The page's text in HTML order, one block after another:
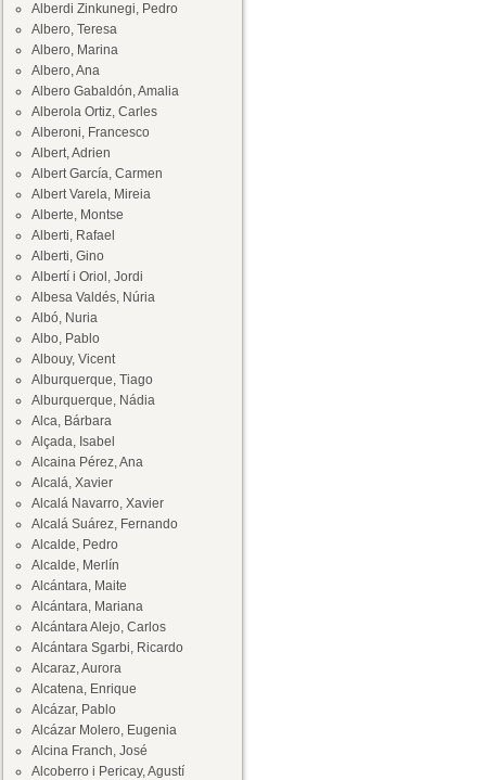
Alberdi Zinkunegi, Pedro
Albero, Teresa
Albero, Marina
Albero, Ana
Albero Gabaldón, Amalia
Alberola Ortiz, Carles
Alberoni, Francesco
Albert, Adrien
Albert García, Carmen
Albert Varela, Mireia
Alberte, Montse
Alberti, Rafael
Alberti, Gino
Albertí i Oriol, Jordi
Albesa Valdés, Núria
Albó, Nuria
Albo, Pablo
Albouy, Vicent
Alburquerque, Tiago
Alburquerque, Nádia
Alca, Bárbara
Alçada, Isabel
Alcaina Pérez, Ana
Alcalá, Xavier
Alcalá Navarro, Xavier
Alcalá Suárez, Fernando
Alcalde, Pedro
Alcalde, Merlín
Alcántara, Maite
Alcántara, Mariana
Alcántara Alejo, Carlos
Alcántara Sgarbi, Ricardo
Alcaraz, Aurora
Alcatena, Enrique
Alcázar, Pablo
Alcázar Molero, Eugenia
Alcina Franch, José
Alcoberro i Pericay, Agustí